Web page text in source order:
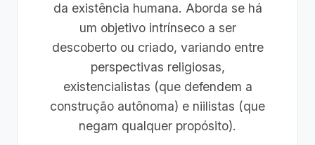
da existência humana. Aborda se há
um objetivo intrínseco a ser
descoberto ou criado, variando entre
perspectivas religiosas,
existencialistas (que defendem a
construção autônoma) e niilistas (que
negam qualquer propósito).